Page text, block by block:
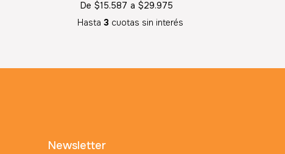
De $15.587 a $29.975
Hasta 3 cuotas sin interés
Newsletter